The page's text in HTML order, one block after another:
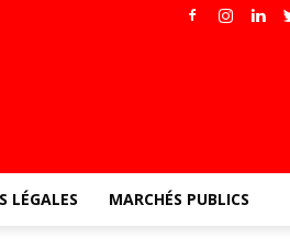
LÉGALES MARCHÉS PUBLICS